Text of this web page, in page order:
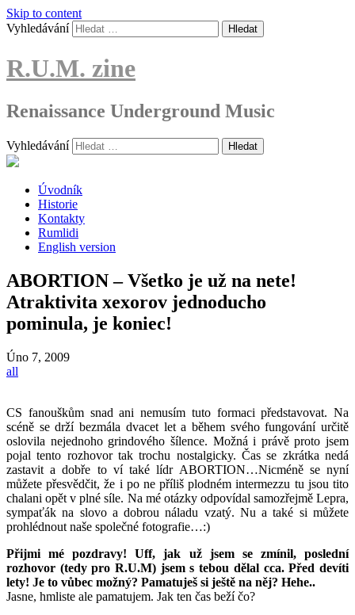
Skip to content
Vyhledávání
R.U.M. zine
Renaissance Underground Music
Vyhledávání
Úvodník
Historie
Kontakty
Rumlidi
English version
ABORTION – Všetko je už na nete!
Atraktivita xexorov jednoducho
pominula, je koniec!
Úno 7, 2009
all
CS fanouškům snad ani nemusím tuto formaci představovat. Na
scéně se drží bezmála dvacet let a během svého fungování určitě
oslovila nejednoho grindového šílence. Možná i právě proto jsem
pojal tento rozhovor tak trochu nostalgicky. Čas se zkrátka nedá
zastavit a dobře to ví také lídr ABORTION…Nicméně se nyní
můžete přesvědčit, že i po ne příliš plodném intermezzu tu jsou tito
chalani opět v plné síle. Na mé otázky odpovídal samozřejmě Lepra,
sympaťák na slovo a dobrou náladu vzatý. Nu a také si můžete
prohlédnout naše společné fotografie…:)
Přijmi mé pozdravy! Uff, jak už jsem se zmínil, poslední
rozhovor (tedy pro R.U.M) jsem s tebou dělal cca. Před devíti
lety! Je to vůbec možný? Pamatuješ si ještě na něj? Hehe..
Jasne, hmliste ale pamatujem. Jak ten čas beží čo?